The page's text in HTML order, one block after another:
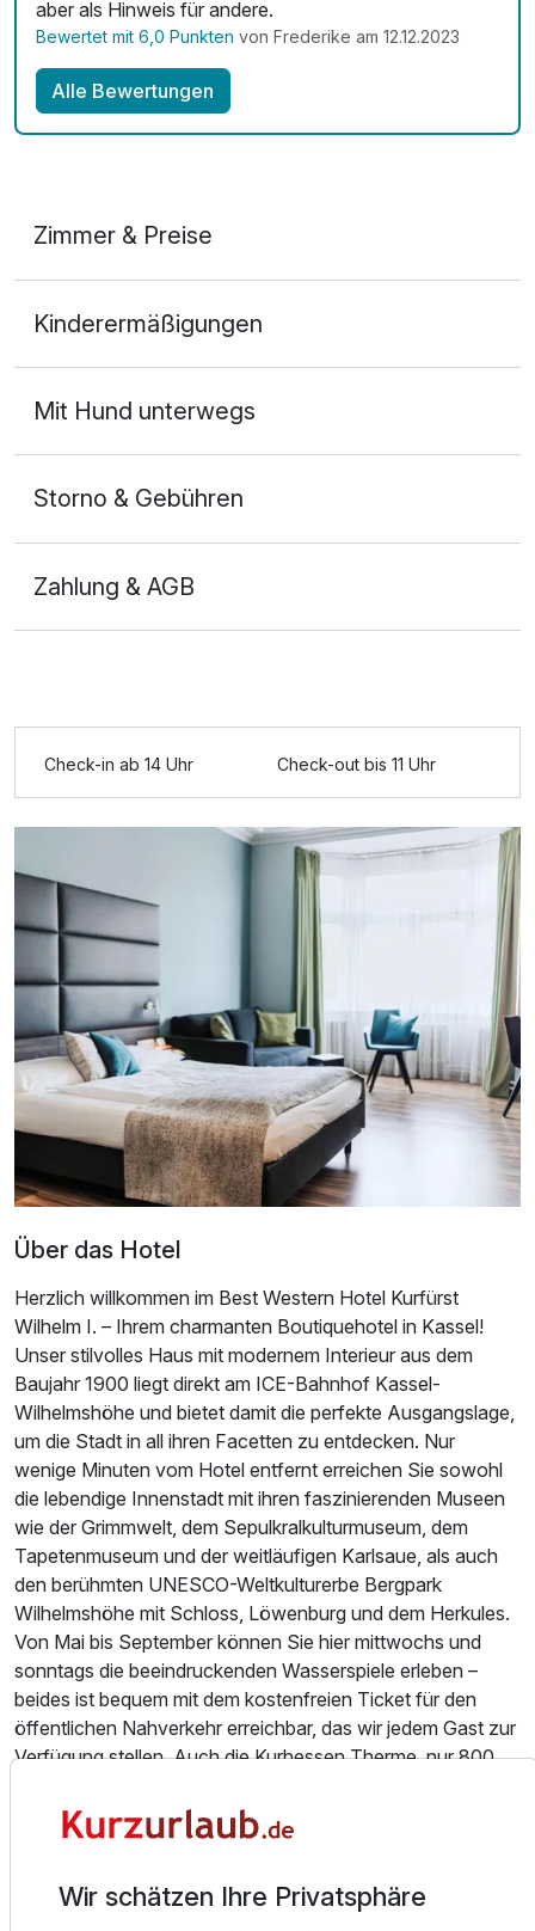
aber als Hinweis für andere.
Bewertet mit 6,0 Punkten von Frederike am 12.12.2023
Alle Bewertungen
Zimmer & Preise
2 Erwachsene
Für 5 Tage 756,00 €
Einzelzimmer
1 Erwachsenen
Ausstattung
Zusatznächte
Kinderermäßigungen
Mit Hund unterwegs
Storno & Gebühren
Zahlung & AGB
Check-in ab 14 Uhr Check-out bis 11 Uhr
Über das Hotel
Herzlich willkommen im Best Western Hotel Kurfürst
Wilhelm I. – Ihrem charmanten Boutiquehotel in Kassel!
Unser stilvolles Haus mit modernem Interieur aus dem
Baujahr 1900 liegt direkt am ICE-Bahnhof Kassel-
Wilhelmshöhe und bietet damit die perfekte Ausgangslage,
um die Stadt in all ihren Facetten zu entdecken. Nur
wenige Minuten vom Hotel entfernt erreichen Sie sowohl
die lebendige Innenstadt mit ihren faszinierenden Museen
wie der Grimmwelt, dem Sepulkralkulturmuseum, dem
Tapetenmuseum und der weitläufigen Karlsaue, als auch
den berühmten UNESCO-Weltkulturerbe Bergpark
Wilhelmshöhe mit Schloss, Löwenburg und dem Herkules.
Von Mai bis September können Sie hier mittwochs und
sonntags die beeindruckenden Wasserspiele erleben –
beides ist bequem mit dem kostenfreien Ticket für den
öffentlichen Nahverkehr erreichbar, das wir jedem Gast zur
Verfügung stellen. Auch die Kurhessen Therme, nur 800
erlebnisreichen Tag ein.
darunter die exklusive Turmsuite und mehrere elegante
Wir schätzen Ihre Privatsphäre